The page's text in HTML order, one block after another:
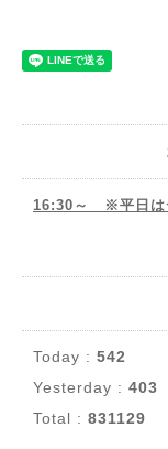
16:30～ ※平日は
Today : 542
Yesterday : 403
Total : 831129